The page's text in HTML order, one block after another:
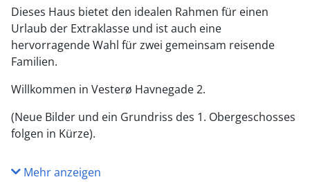
Dieses Haus bietet den idealen Rahmen für einen
Urlaub der Extraklasse und ist auch eine
hervorragende Wahl für zwei gemeinsam reisende
Familien.
Willkommen in Vesterø Havnegade 2.
(Neue Bilder und ein Grundriss des 1. Obergeschosses
folgen in Kürze).
Mehr anzeigen